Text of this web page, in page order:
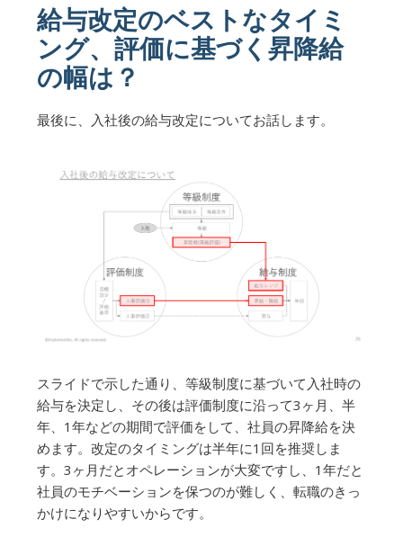
給与改定のベストなタイミ
ング、評価に基づく昇降給
の幅は？
最後に、入社後の給与改定についてお話します。
スライドで示した通り、等級制度に基づいて入社時の
給与を決定し、その後は評価制度に沿って3ヶ月、半
年、1年などの期間で評価をして、社員の昇降給を決
めます。改定のタイミングは半年に1回を推奨しま
す。3ヶ月だとオペレーションが大変ですし、1年だと
社員のモチベーションを保つのが難しく、転職のきっ
かけになりやすいからです。